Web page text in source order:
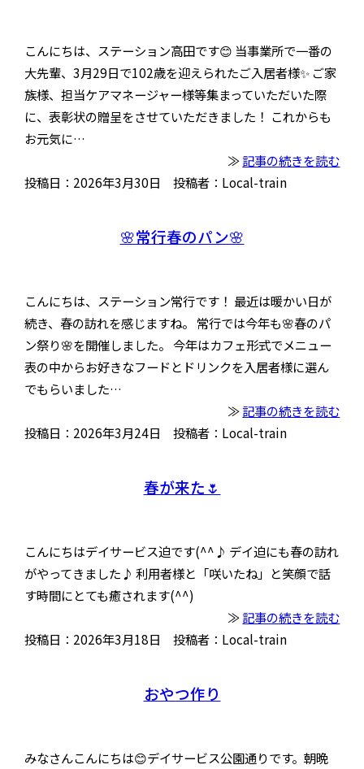
こんにちは、ステーション高田です😊 当事業所で一番の
大先輩、3月29日で102歳を迎えられたご入居者様✨ ご家
族様、担当ケアマネージャー様等集まっていただいた際
に、表彰状の贈呈をさせていただきました！ これからも
お元気に…
≫記事の続きを読む
投稿日：2026年3月30日 投稿者：Local-train
🌸常行春のパン🌸
こんにちは、ステーション常行です！ 最近は暖かい日が
続き、春の訪れを感じますね。 常行では今年も🌸春のパ
ン祭り🌸を開催しました。 今年はカフェ形式でメニュー
表の中からお好きなフードとドリンクを入居者様に選ん
でもらいました…
≫記事の続きを読む
投稿日：2026年3月24日 投稿者：Local-train
春が来た🌷
こんにちはデイサービス迫です(^^♪ デイ迫にも春の訪れ
がやってきました♪ 利用者様と「咲いたね」と笑顔で話
す時間にとても癒されます(^^)
≫記事の続きを読む
投稿日：2026年3月18日 投稿者：Local-train
おやつ作り
みなさんこんにちは😊デイサービス公園通りです。朝晩